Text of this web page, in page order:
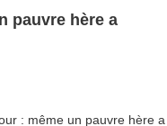
pauvre hère a